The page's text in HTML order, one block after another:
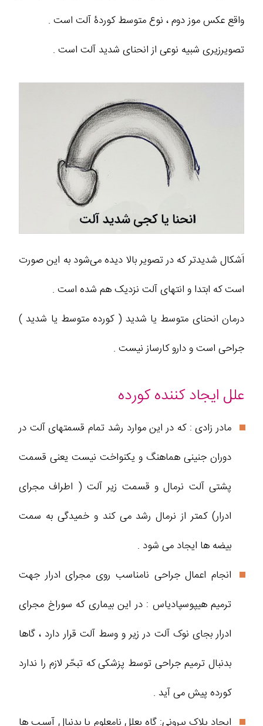
واقع عکس موز دوم ، نوع متوسط کوردۀ آلت است .
تصویرزیری شبیه نوعی از انحنای شدید آلت است .
اَشکال شدیدتر که در تصویر بالا دیده می‌شود به این صورت
است که ابتدا و انتهای آلت نزدیک هم شده است .
درمان انحنای متوسط یا شدید ( کورده متوسط یا شدید )
جراحی است و دارو کارساز نیست .
علل ایجاد کننده کورده
مادر زادی : که در این موارد رشد تمام قسمتهای آلت در
دوران جنینی هماهنگ و یکنواخت نیست یعنی قسمت
پشتی آلت نرمال و قسمت زیر آلت ( اطراف مجرای
ادرار) کمتر از نرمال رشد می کند و خمیدگی به سمت
بیضه ها ایجاد می شود .
انجام اعمال جراحی نامناسب روی مجرای ادرار جهت
ترمیم هیپوسپادیاس : در این بیماری که سوراخ مجرای
ادرار بجای نوک آلت در زیر و وسط آلت قرار دارد ، گاها
بدنبال ترمیم جراحی توسط پزشکی که تبحّر لازم را ندارد
کورده پیش می آید .
ایجاد پلاک بیرونی: گاه بعلل نامعلوم یا بدنبال آسیب ها